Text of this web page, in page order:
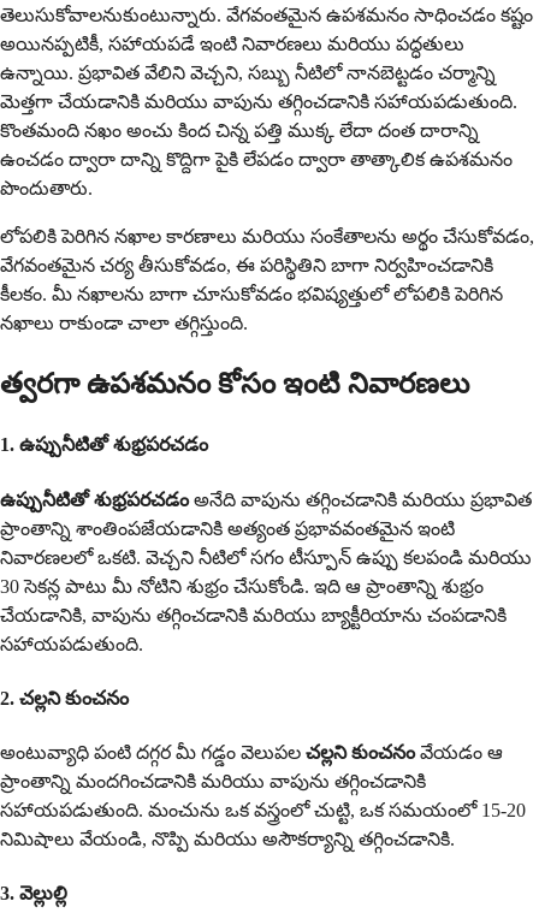
తెలుసుకోవాలనుకుంటున్నారు. వేగవంతమైన ఉపశమనం సాధించడం కష్టం
అయినప్పటికీ, సహాయపడే ఇంటి నివారణలు మరియు పద్ధతులు
ఉన్నాయి. ప్రభావిత వేలిని వెచ్చని, సబ్బు నీటిలో నానబెట్టడం చర్మాన్ని
మెత్తగా చేయడానికి మరియు వాపును తగ్గించడానికి సహాయపడుతుంది.
కొంతమంది నఖం అంచు కింద చిన్న పత్తి ముక్క లేదా దంత దారాన్ని
ఉంచడం ద్వారా దాన్ని కొద్దిగా పైకి లేపడం ద్వారా తాత్కాలిక ఉపశమనం
పొందుతారు.
లోపలికి పెరిగిన నఖాల కారణాలు మరియు సంకేతాలను అర్థం చేసుకోవడం,
వేగవంతమైన చర్య తీసుకోవడం, ఈ పరిస్థితిని బాగా నిర్వహించడానికి
కీలకం. మీ నఖాలను బాగా చూసుకోవడం భవిష్యత్తులో లోపలికి పెరిగిన
నఖాలు రాకుండా చాలా తగ్గిస్తుంది.
త్వరగా ఉపశమనం కోసం ఇంటి నివారణలు
1. ఉప్పునీటితో శుభ్రపరచడం
ఉప్పునీటితో శుభ్రపరచడంఅనేది వాపును తగ్గించడానికి మరియు ప్రభావిత
ప్రాంతాన్ని శాంతింపజేయడానికి అత్యంత ప్రభావవంతమైన ఇంటి
నివారణలలో ఒకటి. వెచ్చని నీటిలో సగం టీస్పూన్ ఉప్పు కలపండి మరియు
30 సెకన్ల పాటు మీ నోటిని శుభ్రం చేసుకోండి. ఇది ఆ ప్రాంతాన్ని శుభ్రం
చేయడానికి, వాపును తగ్గించడానికి మరియు బ్యాక్టీరియాను చంపడానికి
సహాయపడుతుంది.
2. చల్లని కుంచనం
అంటువ్యాధి పంటి దగ్గర మీ గడ్డం వెలుపల చల్లని కుంచనంవేయడం ఆ
ప్రాంతాన్ని మందగించడానికి మరియు వాపును తగ్గించడానికి
సహాయపడుతుంది. మంచును ఒక వస్త్రంలో చుట్టి, ఒక సమయంలో 15-20
నిమిషాలు వేయండి, నొప్పి మరియు అసౌకర్యాన్ని తగ్గించడానికి.
3. వెల్లుల్లి